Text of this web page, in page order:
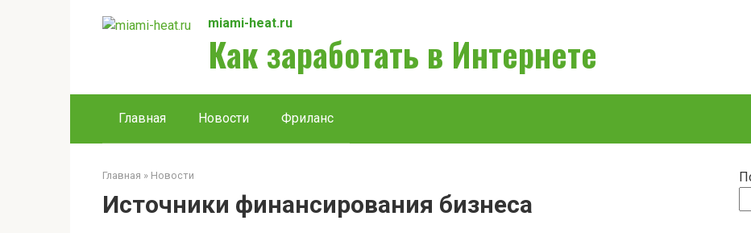
miami-heat.ru
Как заработать в Интернете
Главная Новости Фриланс
Главная » Новости
Источники финансирования бизнеса